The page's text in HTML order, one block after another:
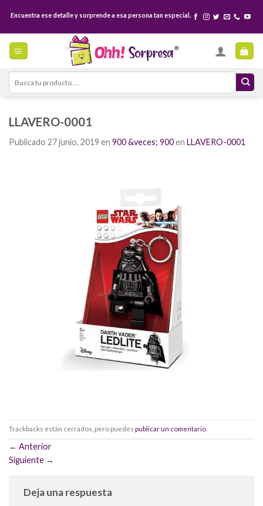
content
Encuentra ese detalle y sorprende a esa persona tan especial.
Search
for:
LLAVERO-0001
Publicado 27 junio, 2019 en 900 &veces; 900en LLAVERO-0001
Trackbacks están cerrados, pero puedes publicar un comentario
← Anterior
Siguiente →
Deja una respuesta